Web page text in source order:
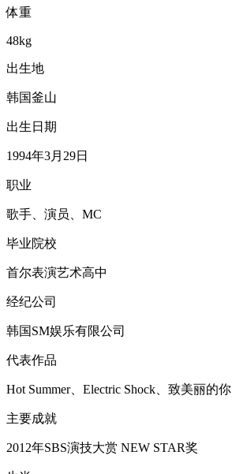
体重
48kg
出生地
韩国釜山
出生日期
1994年3月29日
职业
歌手、演员、MC
毕业院校
首尔表演艺术高中
经纪公司
韩国SM娱乐有限公司
代表作品
Hot Summer、Electric Shock、致美丽的你
主要成就
2012年SBS演技大赏 NEW STAR奖